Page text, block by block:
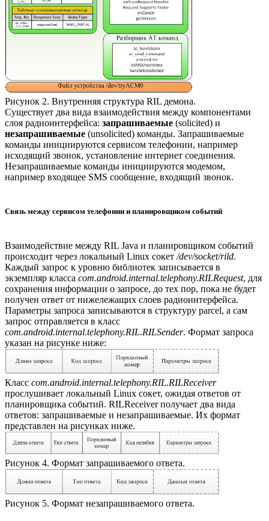
Рисунок 2. Внутренняя структура RIL демона.
Существует два вида взаимодействия между компонентами
слоя радиоинтерфейса: запрашиваемые (solicited) и
незапрашиваемые (unsolicited) команды. Запрашиваемые
команды инициируются сервисом телефонии, например
исходящий звонок, установление интернет соединения.
Незапрашиваемые команды инициируются модемом,
например входящее SMS сообщение, входящий звонок.
Связь между сервисом телефонии и планировщиком событий
Взаимодействие между RIL Java и планировщиком событий
происходит через локальный Linux сокет /dev/socket/rild.
Каждый запрос к уровню библиотек записывается в
экземпляр класса com.android.internal.telephony.RILRequest, для
сохранения информации о запросе, до тех пор, пока не будет
получен ответ от нижележащих слоев радиоинтерфейса.
Параметры запроса записываются в структуру parcel, а сам
запрос отправляется в класс
com.android.internal.telephony.RIL.RILSender. Формат запроса
указан на рисунке ниже:
Класс com.android.internal.telephony.RIL.RILReceiver
прослушивает локальный Linux сокет, ожидая ответов от
планировщика событий. RILReceiver получает два вида
ответов: запрашиваемые и незапрашиваемые. Их формат
представлен на рисунках ниже.
Рисунок 4. Формат запрашиваемого ответа.
Рисунок 5. Формат незапрашиваемого ответа.